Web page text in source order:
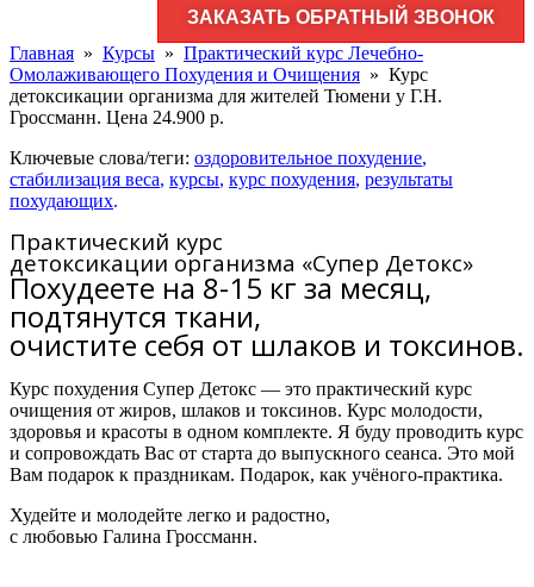
ЗАКАЗАТЬ ОБРАТНЫЙ ЗВОНОК
Главная » Курсы » Практический курс Лечебно-
Омолаживающего Похудения и Очищения » Курс
детоксикации организма для жителей Тюмени у Г.Н.
Гроссманн. Цена 24.900 р.
Ключевые слова/теги: оздоровительное похудение,
стабилизация веса, курсы, курс похудения, результаты
похудающих.
Практический курс
детоксикации организма «Супер Детокс»
Похудеете на 8-15 кг за месяц,
подтянутся ткани,
очистите себя от шлаков и токсинов.
Курс похудения Супер Детокс — это практический курс
очищения от жиров, шлаков и токсинов. Курс молодости,
здоровья и красоты в одном комплекте. Я буду проводить курс
и сопровождать Вас от старта до выпускного сеанса. Это мой
Вам подарок к праздникам. Подарок, как учёного-практика.
Худейте и молодейте легко и радостно,
с любовью Галина Гроссманн.